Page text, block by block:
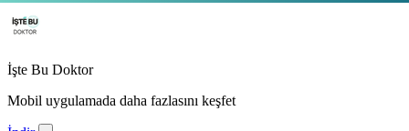
İşte Bu Doktor
Mobil uygulamada daha fazlasını keşfet